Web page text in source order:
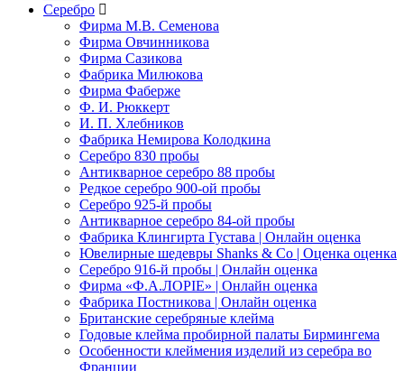
Серебро
Фирма М.В. Семенова
Фирма Овчинникова
Фирма Сазикова
Фабрика Милюкова
Фирма Фаберже
Ф. И. Рюккерт
И. П. Хлебников
Фабрика Немирова Колодкина
Серебро 830 пробы
Антикварное серебро 88 пробы
Редкое серебро 900-ой пробы
Серебро 925-й пробы
Антикварное серебро 84-ой пробы
Фабрика Клингирта Густава | Онлайн оценка
Ювелирные шедевры Shanks & Co | Оценка оценка
Серебро 916-й пробы | Онлайн оценка
Фирма «Ф.А.ЛОРIЕ» | Онлайн оценка
Фабрика Постникова | Онлайн оценка
Британские серебряные клейма
Годовые клейма пробирной палаты Бирмингема
Особенности клеймения изделий из серебра во
Франции